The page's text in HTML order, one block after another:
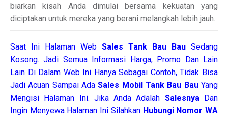
biarkan kisah Anda dimulai bersama kekuatan yang
diciptakan untuk mereka yang berani melangkah lebih jauh.
Saat Ini Halaman Web Sales Tank Bau Bau Sedang
Kosong. Jadi Semua Informasi Harga, Promo Dan Lain
Lain Di Dalam Web Ini Hanya Sebagai Contoh, Tidak Bisa
Jadi Acuan Sampai AdaSales Mobil Tank Bau BauYang
Mengisi Halaman Ini. Jika Anda Adalah SalesnyaDan
Ingin Menyewa Halaman Ini Silahkan Hubungi Nomor WA